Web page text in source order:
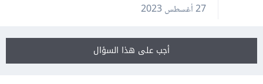
27 أغسطس 2023
أجب على هذا السؤال